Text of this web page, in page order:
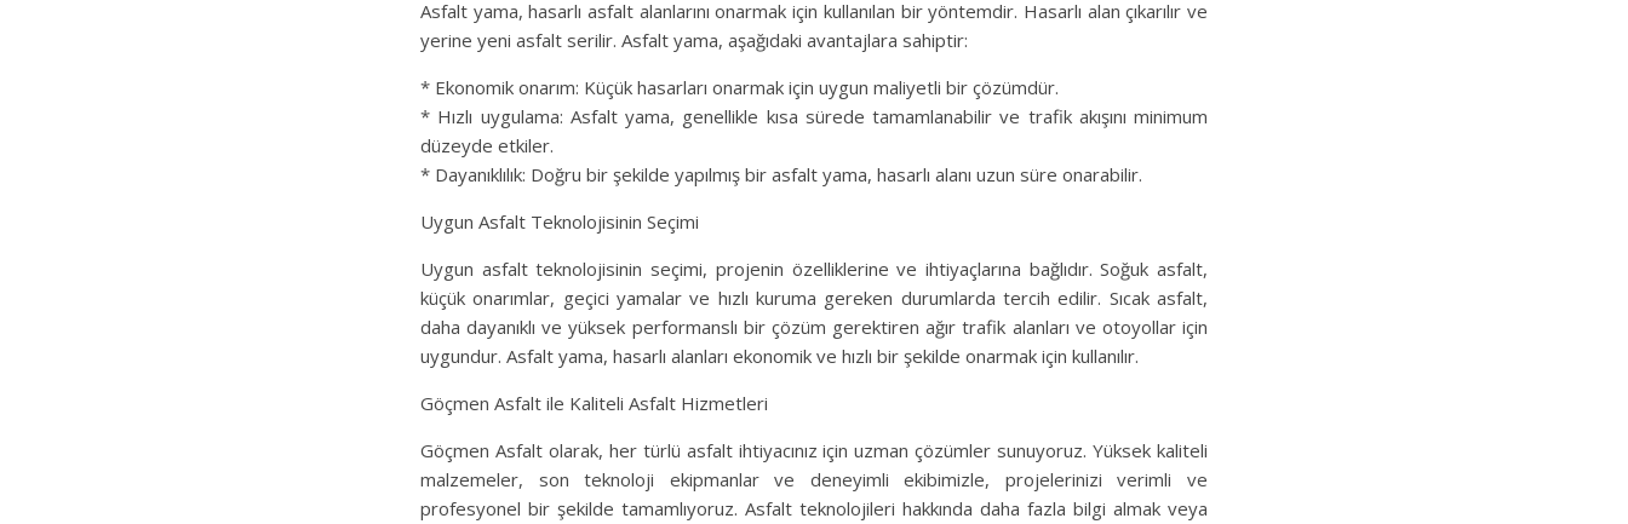
Asfalt yama, hasarlı asfalt alanlarını onarmak için kullanılan bir yöntemdir. Hasarlı alan çıkarılır ve
yerine yeni asfalt serilir. Asfalt yama, aşağıdaki avantajlara sahiptir:
* Ekonomik onarım: Küçük hasarları onarmak için uygun maliyetli bir çözümdür.
* Hızlı uygulama: Asfalt yama, genellikle kısa sürede tamamlanabilir ve trafik akışını minimum
düzeyde etkiler.
* Dayanıklılık: Doğru bir şekilde yapılmış bir asfalt yama, hasarlı alanı uzun süre onarabilir.
Uygun Asfalt Teknolojisinin Seçimi
Uygun asfalt teknolojisinin seçimi, projenin özelliklerine ve ihtiyaçlarına bağlıdır. Soğuk asfalt,
küçük onarımlar, geçici yamalar ve hızlı kuruma gereken durumlarda tercih edilir. Sıcak asfalt,
daha dayanıklı ve yüksek performanslı bir çözüm gerektiren ağır trafik alanları ve otoyollar için
uygundur. Asfalt yama, hasarlı alanları ekonomik ve hızlı bir şekilde onarmak için kullanılır.
Göçmen Asfalt ile Kaliteli Asfalt Hizmetleri
Göçmen Asfalt olarak, her türlü asfalt ihtiyacınız için uzman çözümler sunuyoruz. Yüksek kaliteli
malzemeler, son teknoloji ekipmanlar ve deneyimli ekibimizle, projelerinizi verimli ve
profesyonel bir şekilde tamamlıyoruz. Asfalt teknolojileri hakkında daha fazla bilgi almak veya